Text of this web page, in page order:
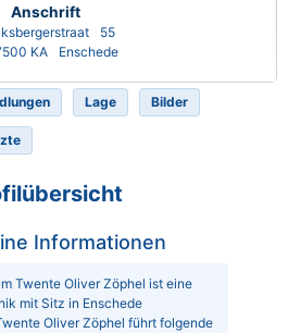
Anschrift
55
KA
Enschede
Lage Bilder
Informationen
Twente Oliver Zöphel ist eine
mit Sitz in Enschede
Oliver Zöphel führt folgende